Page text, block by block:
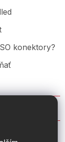
konektory?